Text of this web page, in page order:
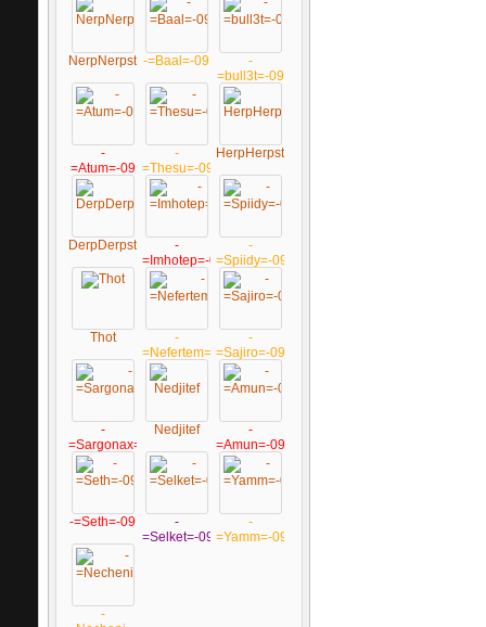
NerpNerpster-=Baal=-09
-
=bull3t=-09
-
=Atum=-09
-
=Thesu=-09
HerpHerpster
DerpDerpster
-
=Imhotep=-09
-
=Spiidy=-09
Thot
-
=Nefertem=-09
-
=Sajiro=-09
-
=Sargonax=-09
Nedjitef
-
=Amun=-09
-=Seth=-09
-
=Selket=-09
-
=Yamm=-09
-